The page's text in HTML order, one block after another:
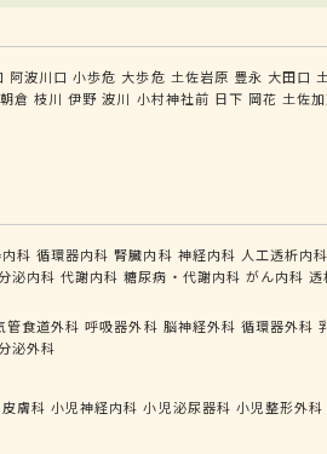
阿波川口 小歩危 大歩危 土佐岩原 豊永 大田口
朝倉 枝川 伊野 波川 小村神社前 日下 岡花 土佐
科 循環器内科 腎臓内科 神経内科 人工透析内科
泌内科 代謝内科 糖尿病・代謝内科 がん内科 透
管食道外科 呼吸器外科 脳神経外科 循環器外科
泌外科
膚科 小児神経内科 小児泌尿器科 小児整形外科